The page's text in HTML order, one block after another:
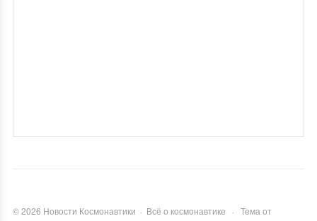
©2026 Новости Космонавтики · Всё о космонавтике · Тема от